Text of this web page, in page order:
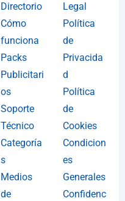
Directorio
Cómo
funciona
Packs
Publicitari
os
Soporte
Técnico
Categoría
s
Medios
de
Legal
Política
de
Privacida
d
Política
de
Cookies
Condicion
es
Generales
Confidenc